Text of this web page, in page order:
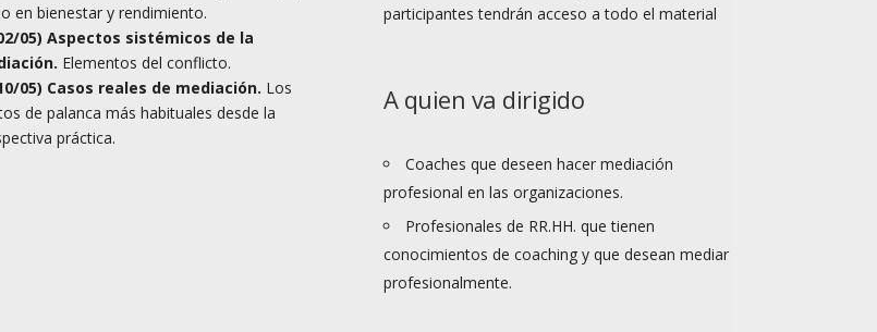
en bienestar y rendimiento.
05) Aspectos sistémicos de la
Elementos del conflicto.
05) Casos reales de mediación. Los
de palanca más habituales desde la
práctica.
participantes tendrán acceso a todo el material
A quien va dirigido
Coaches que deseen hacer mediación
profesional en las organizaciones.
Profesionales de RR.HH. que tienen
conocimientos de coaching y que desean mediar
profesionalmente.